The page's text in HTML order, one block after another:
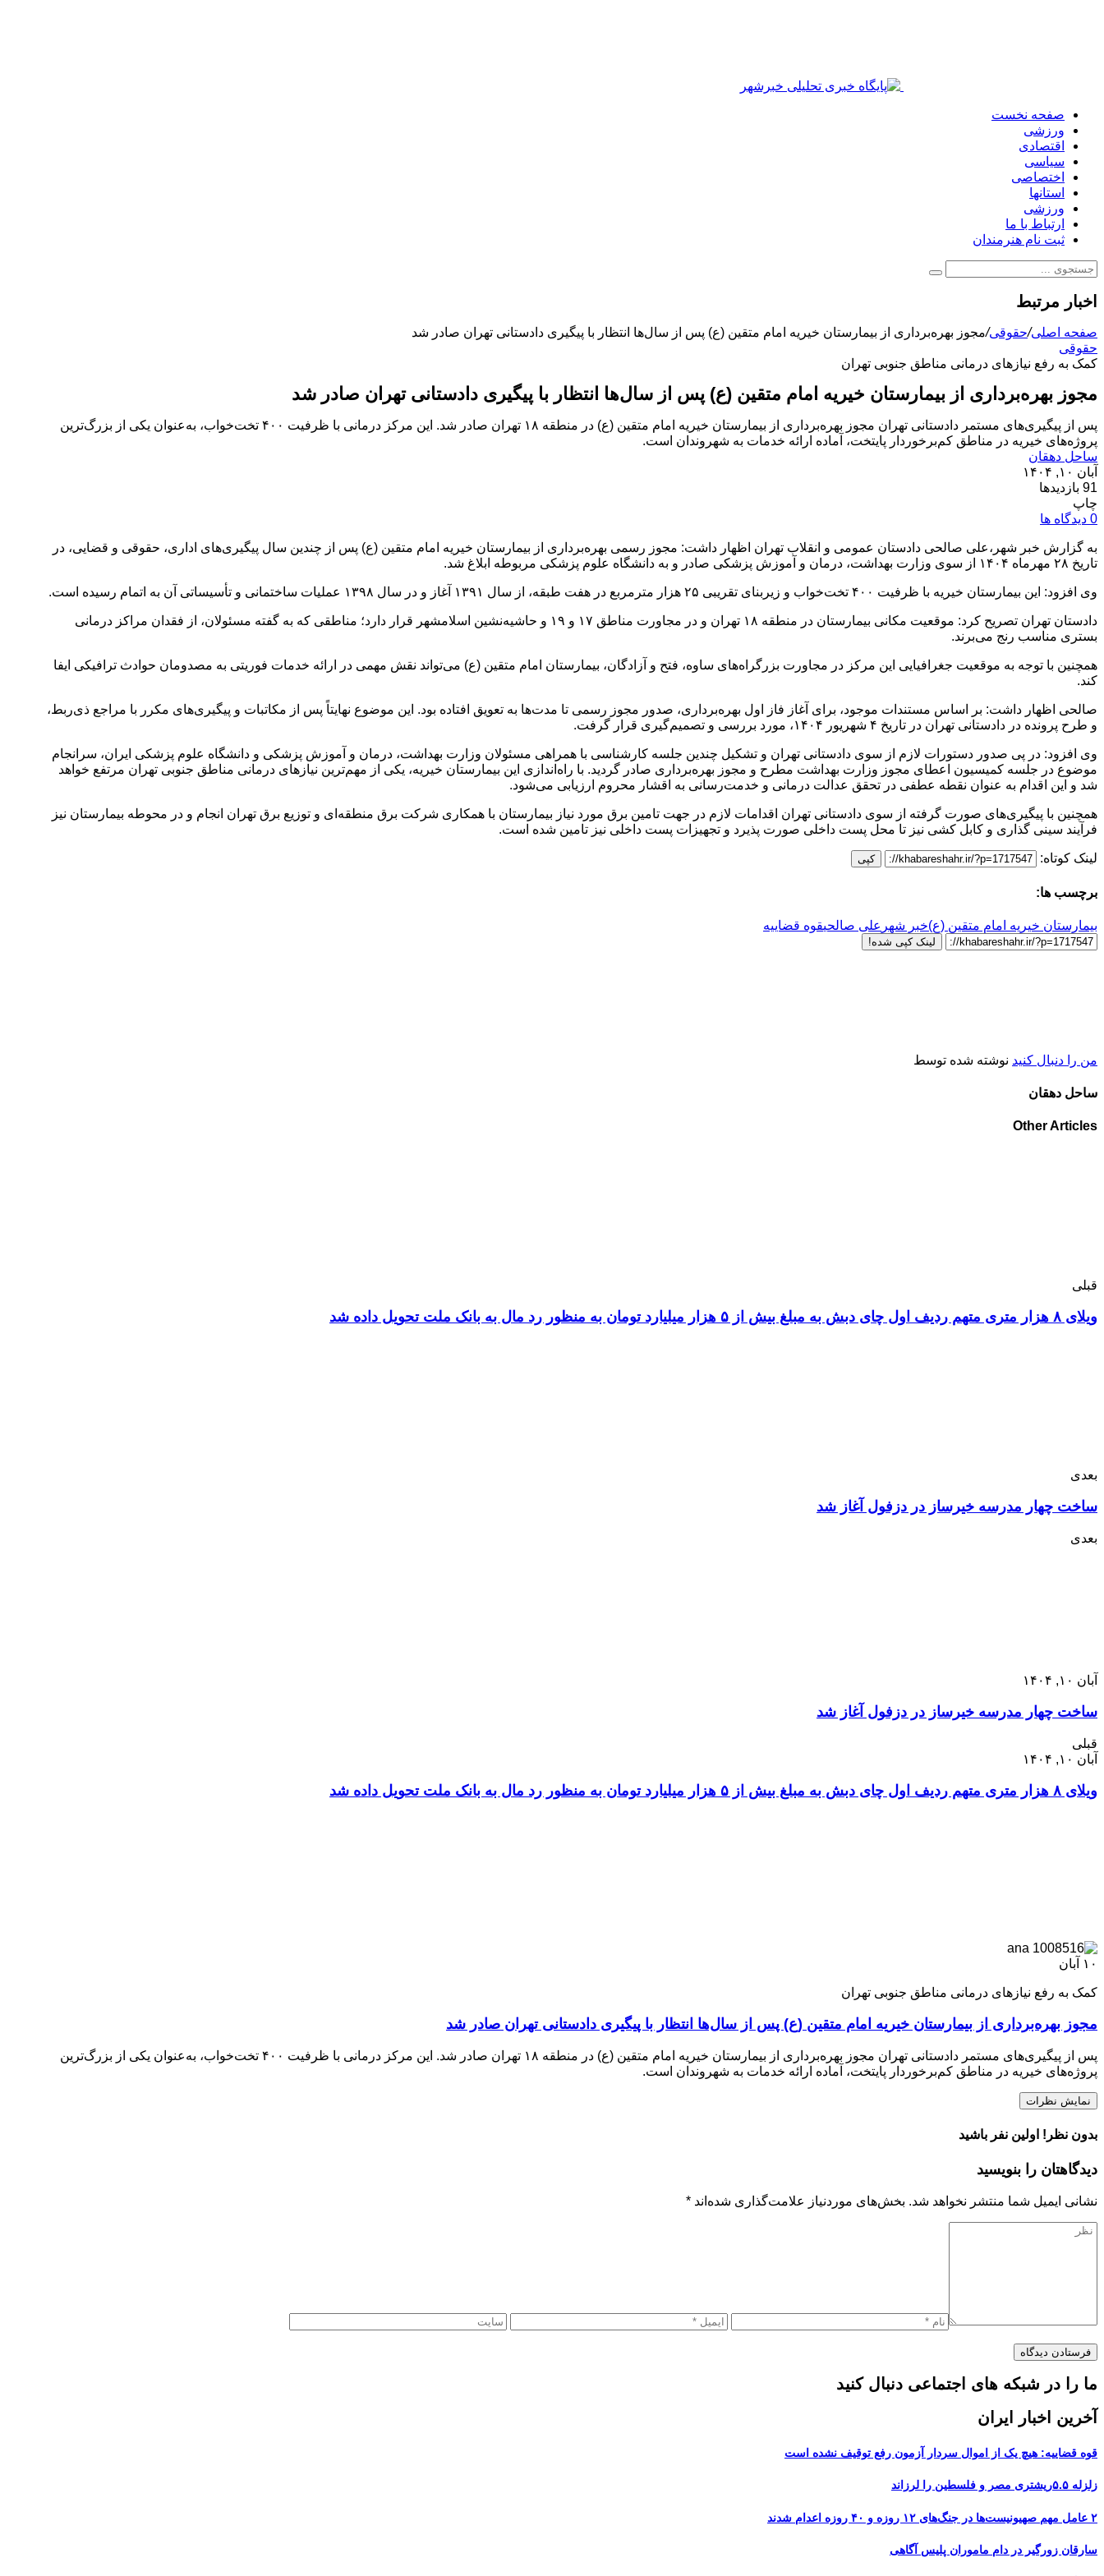
صفحه نخست
ورزشی
اقتصادی
سیاسی
اختصاصی
استانها
ورزشی
ارتباط با ما
ثبت نام هنرمندان
اخبار مرتبط
صفحه اصلی/حقوقی/مجوز بهره‌برداری از بیمارستان خیریه امام متقین (ع) پس از سال‌ها انتظار با پیگیری دادستانی تهران صادر شد
حقوقی
کمک به رفع نیازهای درمانی مناطق جنوبی تهران
مجوز بهره‌برداری از بیمارستان خیریه امام متقین (ع) پس از سال‌ها انتظار با پیگیری دادستانی تهران صادر شد
پس از پیگیری‌های مستمر دادستانی تهران مجوز بهره‌برداری از بیمارستان خیریه امام متقین (ع) در منطقه ۱۸ تهران صادر شد. این مرکز درمانی با ظرفیت ۴۰۰ تخت‌خواب، به‌عنوان یکی از بزرگ‌ترین
پروژه‌های خیریه در مناطق کم‌برخوردار پایتخت، آماده ارائه خدمات به شهروندان است.
ساحل دهقان
آبان ۱۰, ۱۴۰۴
91 بازدیدها
چاپ
0 دیدگاه ها
به گزارش خبر شهر،علی صالحی دادستان عمومی و انقلاب تهران اظهار داشت: مجوز رسمی بهره‌برداری از بیمارستان خیریه امام متقین (ع) پس از چندین سال پیگیری‌های اداری، حقوقی و قضایی، در
تاریخ ۲۸ مهرماه ۱۴۰۴ از سوی وزارت بهداشت، درمان و آموزش پزشکی صادر و به دانشگاه علوم پزشکی مربوطه ابلاغ شد.
وی افزود: این بیمارستان خیریه با ظرفیت ۴۰۰ تخت‌خواب و زیربنای تقریبی ۲۵ هزار مترمربع در هفت طبقه، از سال ۱۳۹۱ آغاز و در سال ۱۳۹۸ عملیات ساختمانی و تأسیساتی آن به اتمام رسیده است.
دادستان تهران تصریح کرد: موقعیت مکانی بیمارستان در منطقه ۱۸ تهران و در مجاورت مناطق ۱۷ و ۱۹ و حاشیه‌نشین اسلامشهر قرار دارد؛ مناطقی که به گفته مسئولان، از فقدان مراکز درمانی
بستری مناسب رنج می‌برند.
همچنین با توجه به موقعیت جغرافیایی این مرکز در مجاورت بزرگراه‌های ساوه، فتح و آزادگان، بیمارستان امام متقین (ع) می‌تواند نقش مهمی در ارائه خدمات فوریتی به مصدومان حوادث ترافیکی ایفا
کند.
صالحی اظهار داشت: بر اساس مستندات موجود، برای آغاز فاز اول بهره‌برداری، صدور مجوز رسمی تا مدت‌ها به تعویق افتاده بود. این موضوع نهایتاً پس از مکاتبات و پیگیری‌های مکرر با مراجع ذی‌ربط،
و طرح پرونده در دادستانی تهران در تاریخ ۴ شهریور ۱۴۰۴، مورد بررسی و تصمیم‌گیری قرار گرفت.
وی افزود: در پی صدور دستورات لازم از سوی دادستانی تهران و تشکیل چندین جلسه کارشناسی با همراهی مسئولان وزارت بهداشت، درمان و آموزش پزشکی و دانشگاه علوم پزشکی ایران، سرانجام
موضوع در جلسه کمیسیون اعطای مجوز وزارت بهداشت مطرح و مجوز بهره‌برداری صادر گردید. با راه‌اندازی این بیمارستان خیریه، یکی از مهم‌ترین نیاز‌های درمانی مناطق جنوبی تهران مرتفع خواهد
شد و این اقدام به عنوان نقطه عطفی در تحقق عدالت درمانی و خدمت‌رسانی به اقشار محروم ارزیابی می‌شود.
همچنین با پیگیری‌های صورت گرفته از سوی دادستانی تهران اقدامات لازم در جهت تامین برق مورد نیاز بیمارستان با همکاری شرکت برق منطقه‌ای و توزیع برق تهران انجام و در محوطه بیمارستان نیز
فرآیند سینی گذاری و کابل کشی نیز تا محل پست داخلی صورت پذیرد و تجهیزات پست داخلی نیز تامین شده است.
لینک کوتاه: کپی
برچسب ها:
بیمارستان خیریه امام متقین (ع)خبر شهر علی صالحیقوه قضاییه
لینک کپی شده!
من را دنبال کنید نوشته شده توسط
ساحل دهقان
Other Articles
قبلی
ویلای ۸ هزار متری متهم ردیف اول چای دبش به مبلغ بیش از ۵ هزار میلیارد تومان به منظور رد مال به بانک ملت تحویل داده شد
بعدی
ساخت چهار مدرسه خیرساز در دزفول آغاز شد
بعدی
آبان ۱۰, ۱۴۰۴
ساخت چهار مدرسه خیرساز در دزفول آغاز شد
قبلی
آبان ۱۰, ۱۴۰۴
ویلای ۸ هزار متری متهم ردیف اول چای دبش به مبلغ بیش از ۵ هزار میلیارد تومان به منظور رد مال به بانک ملت تحویل داده شد
۱۰ آبان
کمک به رفع نیازهای درمانی مناطق جنوبی تهران
مجوز بهره‌برداری از بیمارستان خیریه امام متقین (ع) پس از سال‌ها انتظار با پیگیری دادستانی تهران صادر شد
پس از پیگیری‌های مستمر دادستانی تهران مجوز بهره‌برداری از بیمارستان خیریه امام متقین (ع) در منطقه ۱۸ تهران صادر شد. این مرکز درمانی با ظرفیت ۴۰۰ تخت‌خواب، به‌عنوان یکی از بزرگ‌ترین
پروژه‌های خیریه در مناطق کم‌برخوردار پایتخت، آماده ارائه خدمات به شهروندان است.
نمایش نظرات
بدون نظر! اولین نفر باشید
دیدگاهتان را بنویسید
نشانی ایمیل شما منتشر نخواهد شد. بخش‌های موردنیاز علامت‌گذاری شده‌اند *
ما را در شبکه های اجتماعی دنبال کنید
آخرین اخبار ایران
قوه قضاییه: هیچ یک از اموال سردار آزمون رفع توقیف نشده است
زلزله ۵.۵ریشتری مصر و فلسطین را لرزاند
۲ عامل مهم صهیونیست‌ها در جنگ‌های ۱۲ روزه و ۴۰ روزه اعدام شدند
سارقان زورگیر در دام ماموران پلیس آگاهی